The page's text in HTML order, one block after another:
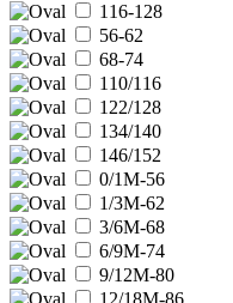
116-128
56-62
68-74
110/116
122/128
134/140
146/152
0/1M-56
1/3M-62
3/6M-68
6/9M-74
9/12M-80
12/18M-86